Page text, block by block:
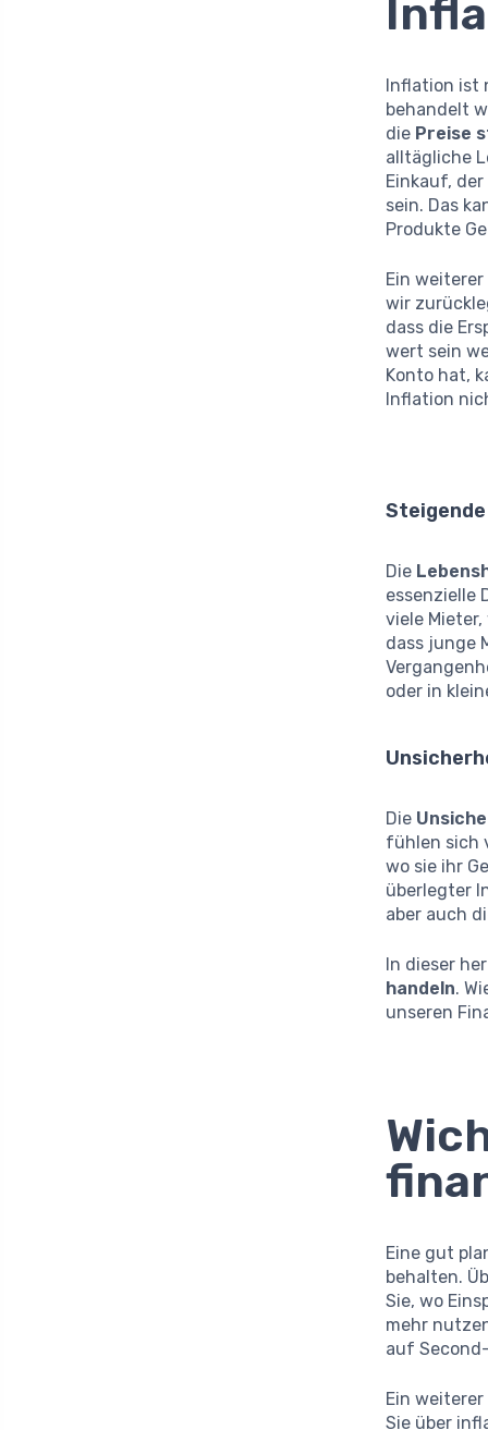
Inflation ist
behandelt
die Preise
alltägliche
Einkauf,
sein. Das
Produkte
Ein
wir
dass die
wert sein
Konto hat,
Inflation
Die
essenzielle
viele
dass junge
oder in
Die
fühlen sich
wo sie ihr
überlegter
aber auch
In dieser
handeln.
unseren
Eine gut
behalten.
Sie, wo
mehr
auf
Ein
Sie über